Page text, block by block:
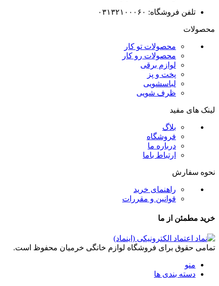
تلفن فروشگاه: ۰۳۱۳۲۱۰۰۰۶۰
محصولات
محصولات تو کار
محصولات رو کار
لوازم برقی
پخت و پز
لباسشویی
ظرف شویی
لینک های مفید
بلاگ
فروشگاه
درباره ما
ارتباط باما
نحوه سفارش
راهنمای خرید
قوانین و مقررات
خرید مطمئن از ما
تمامی حقوق برای فروشگاه لوازم خانگی خرمیان محفوظ است.
منو
دسته بندی ها